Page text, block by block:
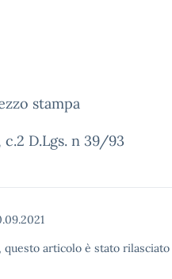
stampa
D.Lgs. n 39/93
articolo è stato